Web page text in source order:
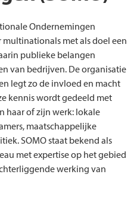
Ondernemingen
multinationals met als doel een
publieke belangen
van bedrijven. De organisatie
legt zo de invloed en macht
kennis wordt gedeeld met
haar of zijn werk: lokale
maatschappelijke
SOMO staat bekend als
met expertise op het gebied
werking van